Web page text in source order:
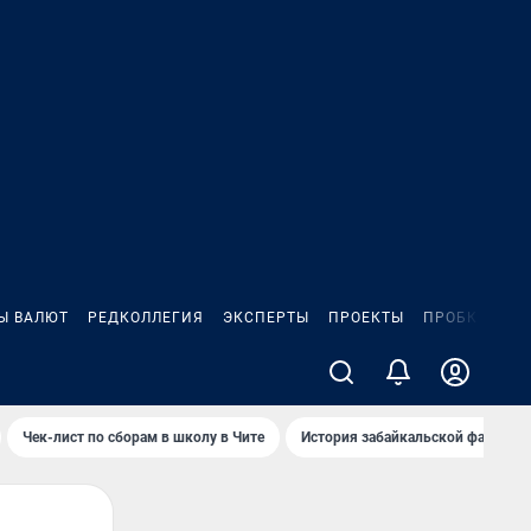
ВАЛЮТ РЕДКОЛЛЕГИЯ ЭКСПЕРТЫ ПРОЕКТЫ ПРОБКИ
Чек-лист по сборам в школу в Чите История забайкальской фамилии